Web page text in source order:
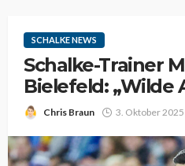
SCHALKE NEWS
Schalke-Trainer
Bielefeld: „Wilde
Chris Braun 3. Oktober 2025